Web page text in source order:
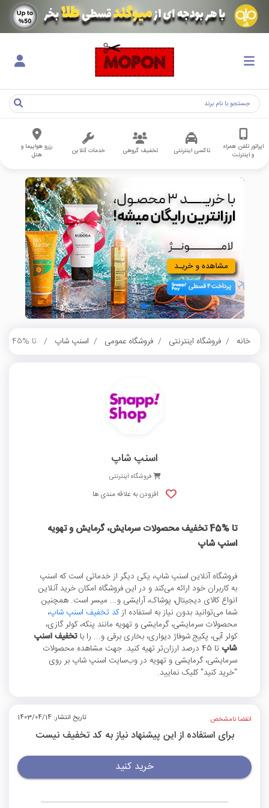
اپراتور تلفن همراه
و اینترنت
تاکسی اینترنتی تخفیف گروهی خدمات آنلاین
رزرو هواپیما و
هتل
خانه فروشگاه اینترنتی فروشگاه عمومی اسنپ شاپ تا %45 تخفیف محصولات سرمایش، گرمایش و تهویه اسنپ شاپ
اسنپ شاپ
فروشگاه اینترنتی
افزودن به علاقه مندی ها
تا %45 تخفیف محصولات سرمایش، گرمایش و تهویه
اسنپ شاپ
فروشگاه آنلاین اسنپ شاپ، یکی دیگر از خدماتی است که اسنپ
به کاربران خود ارائه می‌کند و در این فروشگاه امکان خرید آنلاین
انواع کالای دیجیتال، پوشاک، آرایشی و... میسر است. همچنین
شما می‌توانید بدون نیاز به استفاده ازکد تخفیف اسنپ شاپ،
محصولات سرمایشی، گرمایشی و تهویه مانند پنکه، کولر گازی،
کولر آبی، پکیج شوفاژ دیواری، بخاری برقی و... را با تخفیف اسنپ
شاپ
تا 45 درصد ارزان‌تر تهیه کنید. جهت مشاهده محصولات
سرمایشی، گرمایشی و تهویه در وب‌سایت اسنپ شاپ بر روی
"خرید کنید" کلیک نمایید.
انقضا نامشخص تاریخ انتشار: 1403/04/14
برای استفاده از این پیشنهاد نیاز به کد تخفیف نیست
خرید کنید